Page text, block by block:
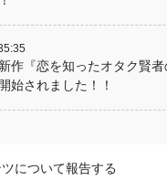
作『恋を知ったオタク賢
始されました！！
について報告する